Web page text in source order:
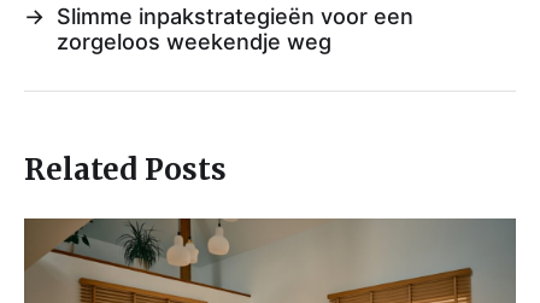
→ Slimme inpakstrategieën voor een
zorgeloos weekendje weg
Related Posts